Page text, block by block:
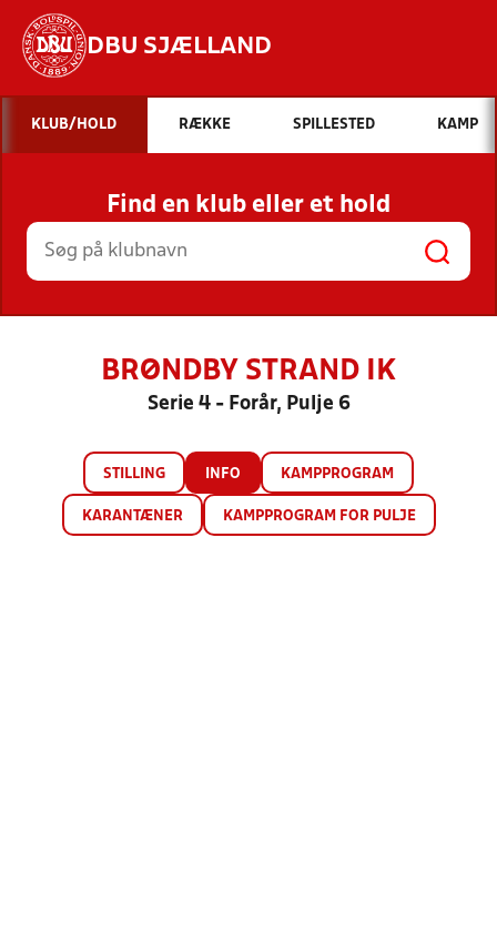
DBU SJÆLLAND
Hvad vil du søge efter?
INDHOLD OG NYHEDER
STILLINGER, RESULTATER, KLUBBER OG
HOLD
KLUB/HOLD RÆKKE SPILLESTED KAMP
Find en klub eller et hold
BRØNDBY STRAND IK
Serie 4 - Forår, Pulje 6
STILLING INFO KAMPPROGRAM
KARANTÆNER KAMPPROGRAM FOR PULJE